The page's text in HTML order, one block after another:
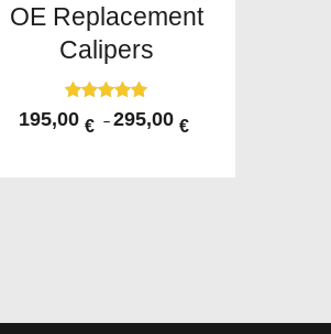
OE Replacement
Calipers
Valorado con
5.00
195,00 € – 295,00 €